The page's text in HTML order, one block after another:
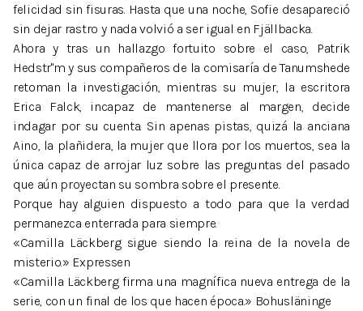
felicidad sin fisuras. Hasta que una noche, Sofie desapareció
sin dejar rastro y nada volvió a ser igual en Fjällbacka.
Ahora y tras un hallazgo fortuito sobre el caso, Patrik
Hedstr"m y sus compañeros de la comisaría de Tanumshede
retoman la investigación, mientras su mujer, la escritora
Erica Falck, incapaz de mantenerse al margen, decide
indagar por su cuenta. Sin apenas pistas, quizá la anciana
Aino, la plañidera, la mujer que llora por los muertos, sea la
única capaz de arrojar luz sobre las preguntas del pasado
que aún proyectan su sombra sobre el presente.
Porque hay alguien dispuesto a todo para que la verdad
permanezca enterrada para siempre.
«Camilla Läckberg sigue siendo la reina de la novela de
misterio.» Expressen
«Camilla Läckberg firma una magnífica nueva entrega de la
serie, con un final de los que hacen época.» Bohusläninge